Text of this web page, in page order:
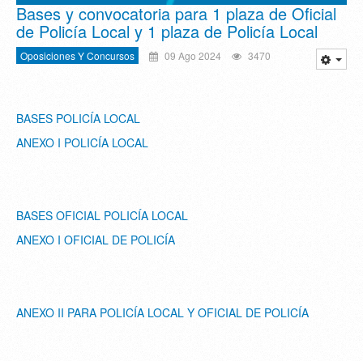
Bases y convocatoria para 1 plaza de Oficial
de Policía Local y 1 plaza de Policía Local
Oposiciones Y Concursos 09 Ago 2024 3470
BASES POLICÍA LOCAL
ANEXO I POLICÍA LOCAL
BASES OFICIAL POLICÍA LOCAL
ANEXO I OFICIAL DE POLICÍA
ANEXO II PARA POLICÍA LOCAL Y OFICIAL DE POLICÍA